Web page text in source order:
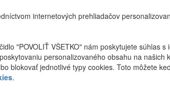
internetových prehliadačov
"POVOLIŤ VŠETKO" nám poskytujete súhlas
personalizovaného obsahu na našich
blokovať jednotlivé typy cookies. Toto môžete
.